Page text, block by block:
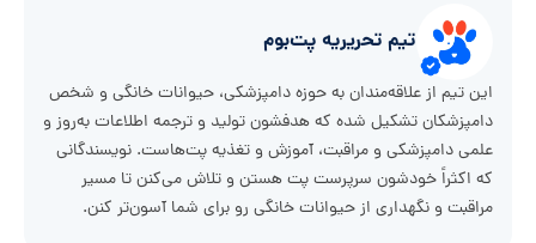
تیم تحریریه پت‌بوم
این تیم از علاقه‌مندان به حوزه دامپزشکی، حیوانات خانگی و شخص
دامپزشکان تشکیل شده که هدفشون تولید و ترجمه اطلاعات به‌روز و
علمی دامپزشکی و مراقبت، آموزش و تغذیه پت‌هاست. نویسندگانی
که اکثراً خودشون سرپرست پت هستن و تلاش می‌کنن تا مسیر
مراقبت و نگهداری از حیوانات خانگی رو برای شما آسون‌تر کنن.